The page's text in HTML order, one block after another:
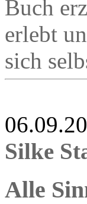
Buch
erlebt
sich
Silke
Alle